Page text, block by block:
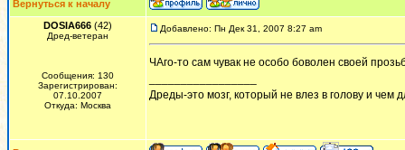
Вернуться к началу
DOSIA666 (42)
Дред-ветеран
Сообщения: 130
Зарегистрирован:
07.10.2007
Откуда: Москва
Добавлено: Пн Дек 31, 2007 8:27 am
ЧАго-то сам чувак не особо боволен своей
Дреды-это мозг, который не влез в голову и